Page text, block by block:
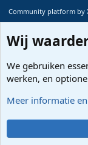
Community platform by
Wij
We gebruiken
werken, en
Meer informatie